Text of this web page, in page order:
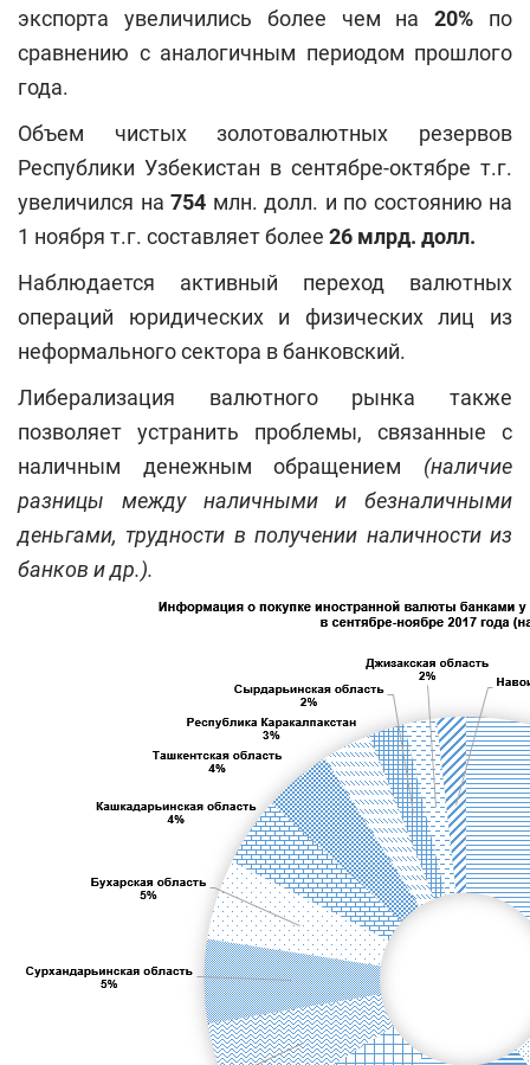
экспорта увеличились более чем на20% по
сравнению с аналогичным периодом прошлого
года.
Объем чистых золотовалютных резервов
Республики Узбекистан в сентябре-октябре т.г.
увеличился на 754 млн. долл. и по состоянию на
1 ноября т.г. составляет более 26 млрд. долл.
Наблюдается активный переход валютных
операций юридических и физических лиц из
неформального сектора в банковский.
Либерализация валютного рынка также
позволяет устранить проблемы, связанные с
наличным денежным обращением (наличие
разницы между наличными и безналичными
деньгами, трудности в получении наличности из
банков и др.).